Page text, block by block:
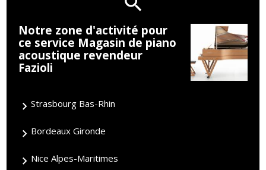
Notre zone d'activité pour
ce service Magasin de piano
acoustique revendeur
Fazioli
Strasbourg Bas-Rhin
Bordeaux Gironde
Nice Alpes-Maritimes